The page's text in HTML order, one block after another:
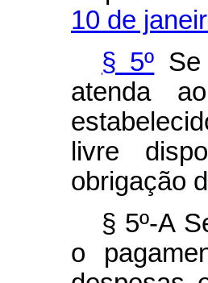
10 de
§ 5º
atenda
livre
obrigação
§ 5º-A
o